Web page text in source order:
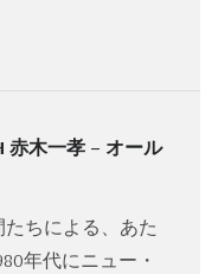
木一孝 – オール
ちによる、あた
年代にニュー・